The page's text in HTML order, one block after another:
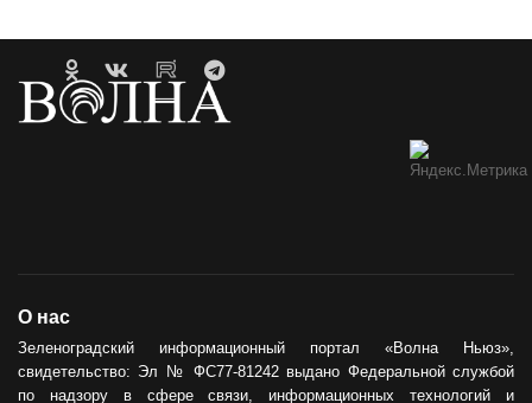
О нас
Зеленоградский информационный портал «Волна Ньюз»,
свидетельство: Эл № ФС77-81242 выдано Федеральной службой
по надзору в сфере связи, информационных технологий и